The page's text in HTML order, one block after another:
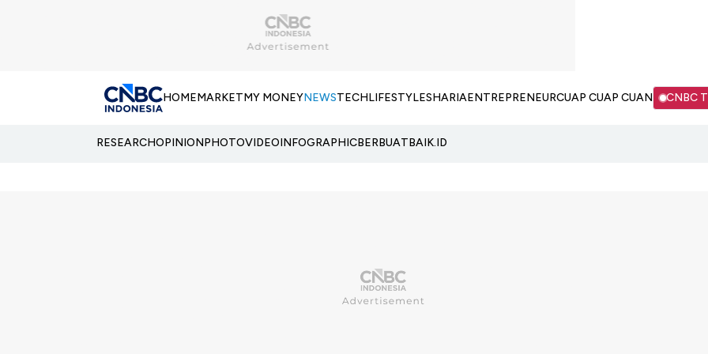
HOMEMARKETMY MONEYNEWSTECHLIFESTYLESHARIAENTREPRENEURCUAP CUAP CUAN CNBC
RESEARCHOPINIONPHOTOVIDEOINFOGRAPHICBERBUATBAIK.ID